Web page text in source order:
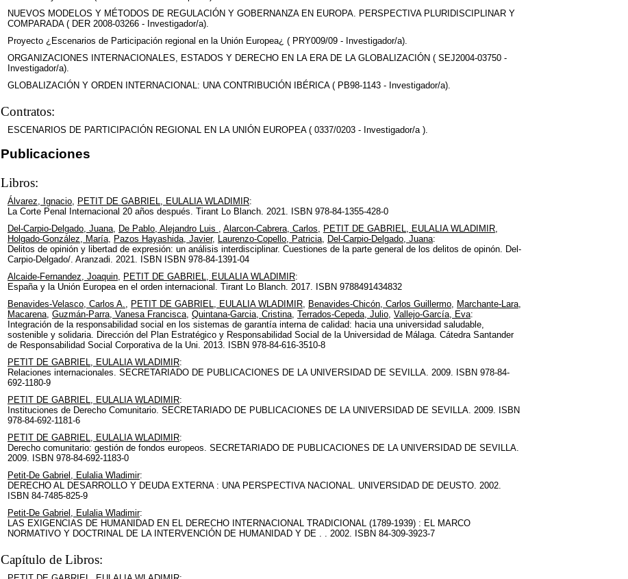
NUEVOS MODELOS Y MÉTODOS DE REGULACIÓN Y GOBERNANZA EN EUROPA. PERSPECTIVA PLURIDISCIPLINAR Y
COMPARADA ( DER 2008-03266 - Investigador/a).
Proyecto ¿Escenarios de Participación regional en la Unión Europea¿ ( PRY009/09 - Investigador/a).
ORGANIZACIONES INTERNACIONALES, ESTADOS Y DERECHO EN LA ERA DE LA GLOBALIZACIÓN ( SEJ2004-03750 -
Investigador/a).
GLOBALIZACIÓN Y ORDEN INTERNACIONAL: UNA CONTRIBUCIÓN IBÉRICA ( PB98-1143 - Investigador/a).
Contratos:
ESCENARIOS DE PARTICIPACIÓN REGIONAL EN LA UNIÓN EUROPEA ( 0337/0203 - Investigador/a ).
Publicaciones
Libros:
Álvarez, Ignacio, PETIT DE GABRIEL, EULALIA WLADIMIR:
La Corte Penal Internacional 20 años después. Tirant Lo Blanch. 2021. ISBN 978-84-1355-428-0
Del-Carpio-Delgado, Juana, De Pablo, Alejandro Luis , Alarcon-Cabrera, Carlos, PETIT DE GABRIEL, EULALIA WLADIMIR,
Holgado-González, María, Pazos Hayashida, Javier, Laurenzo-Copello, Patricia, Del-Carpio-Delgado, Juana:
Delitos de opinión y libertad de expresión: un análisis interdisciplinar. Cuestiones de la parte general de los delitos de opinón. Del-
Carpio-Delgado/. Aranzadi. 2021. ISBN ISBN 978-84-1391-04
Alcaide-Fernandez, Joaquin, PETIT DE GABRIEL, EULALIA WLADIMIR:
España y la Unión Europea en el orden internacional. Tirant Lo Blanch. 2017. ISBN 9788491434832
Benavides-Velasco, Carlos A., PETIT DE GABRIEL, EULALIA WLADIMIR, Benavides-Chicón, Carlos Guillermo, Marchante-Lara,
Macarena, Guzmán-Parra, Vanesa Francisca, Quintana-Garcia, Cristina, Terrados-Cepeda, Julio, Vallejo-García, Eva:
Integración de la responsabilidad social en los sistemas de garantía interna de calidad: hacia una universidad saludable,
sostenible y solidaria. Dirección del Plan Estratégico y Responsabilidad Social de la Universidad de Málaga. Cátedra Santander
de Responsabilidad Social Corporativa de la Uni. 2013. ISBN 978-84-616-3510-8
PETIT DE GABRIEL, EULALIA WLADIMIR:
Relaciones internacionales. SECRETARIADO DE PUBLICACIONES DE LA UNIVERSIDAD DE SEVILLA. 2009. ISBN 978-84-
692-1180-9
PETIT DE GABRIEL, EULALIA WLADIMIR:
Instituciones de Derecho Comunitario. SECRETARIADO DE PUBLICACIONES DE LA UNIVERSIDAD DE SEVILLA. 2009. ISBN
978-84-692-1181-6
PETIT DE GABRIEL, EULALIA WLADIMIR:
Derecho comunitario: gestión de fondos europeos. SECRETARIADO DE PUBLICACIONES DE LA UNIVERSIDAD DE SEVILLA.
2009. ISBN 978-84-692-1183-0
Petit-De Gabriel, Eulalia Wladimir:
DERECHO AL DESARROLLO Y DEUDA EXTERNA : UNA PERSPECTIVA NACIONAL. UNIVERSIDAD DE DEUSTO. 2002.
ISBN 84-7485-825-9
Petit-De Gabriel, Eulalia Wladimir:
LAS EXIGENCIAS DE HUMANIDAD EN EL DERECHO INTERNACIONAL TRADICIONAL (1789-1939) : EL MARCO
NORMATIVO Y DOCTRINAL DE LA INTERVENCIÓN DE HUMANIDAD Y DE . . 2002. ISBN 84-309-3923-7
Capítulo de Libros: